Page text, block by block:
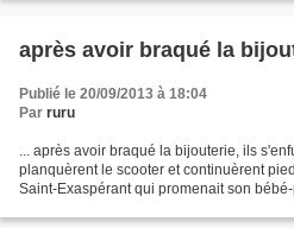
après avoir braqué la
Publié le 20/09/2013 à 18:04
Par ruru
... après avoir braqué la bijouterie, ils
planquèrent le scooter et continuèrent
Saint-Exaspérant qui promenait son